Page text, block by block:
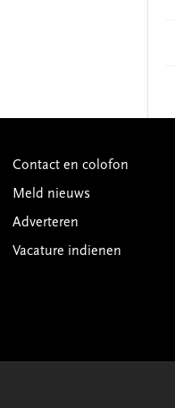
Contact en colofon
Meld nieuws
Adverteren
Vacature indienen